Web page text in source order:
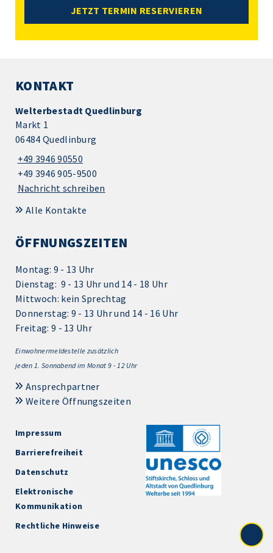
JETZT TERMIN RESERVIEREN
KONTAKT
Welterbestadt Quedlinburg
Markt 1
06484 Quedlinburg
+49 3946 90550
+49 3946 905-9500
Nachricht schreiben
Alle Kontakte
ÖFFNUNGSZEITEN
Montag: 9 - 13 Uhr
Dienstag: 9 - 13 Uhr und 14 - 18 Uhr
Mittwoch: kein Sprechtag
Donnerstag: 9 - 13 Uhr und 14 - 16 Uhr
Freitag: 9 - 13 Uhr
Einwohnermeldestelle zusätzlich
jeden 1. Sonnabend im Monat 9 - 12 Uhr
Ansprechpartner
Weitere Öffnungszeiten
Impressum
Barrierefreiheit
Datenschutz
Elektronische
Kommunikation
Rechtliche Hinweise